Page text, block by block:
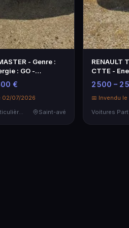
- Genre :
: GO -
c…
€
02/07/2026
Voitures Particulières
Saint-avé
RENAULT
CTTE -
2 500 – 2
📅 Invendu